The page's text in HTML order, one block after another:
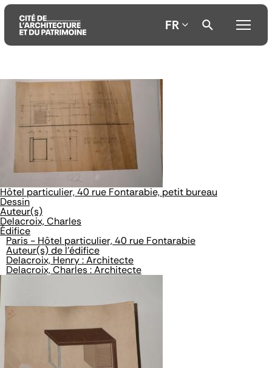
Aller
contenu
principal
Aller
menu
principal
Aller
recherche
FR
Hôtel particulier, 40 rue Fontarabie, petit bureau
Dessin
Auteur(s)
Delacroix, Charles
Édifice
Paris - Hôtel particulier, 40 rue Fontarabie
Auteur(s) de l'édifice
Delacroix, Henry : Architecte
Delacroix, Charles : Architecte